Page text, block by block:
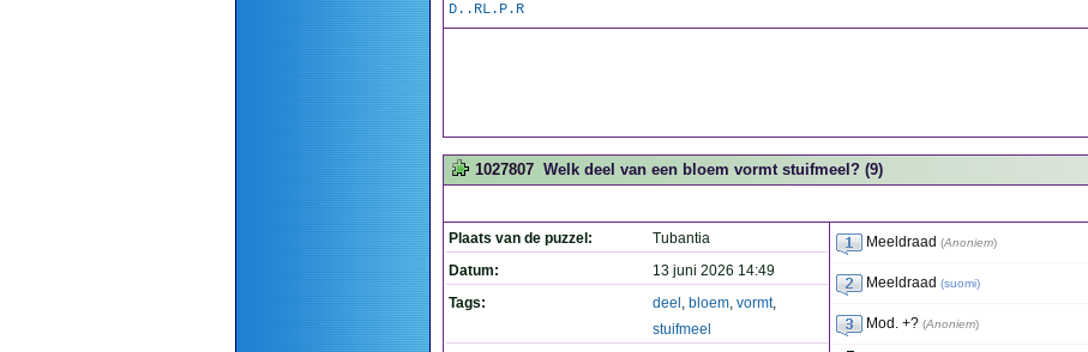
D..RL.P.R
1027807 Welk deel van een bloem vormt stuifmeel? (9)
Plaats van de puzzel:
Tubantia
Datum:
13 juni 2026 14:49
Tags:
deel , bloem, vormt,
stuifmeel
Meeldraad (Anoniem)
Meeldraad (suomi)
Mod. +? (Anoniem)